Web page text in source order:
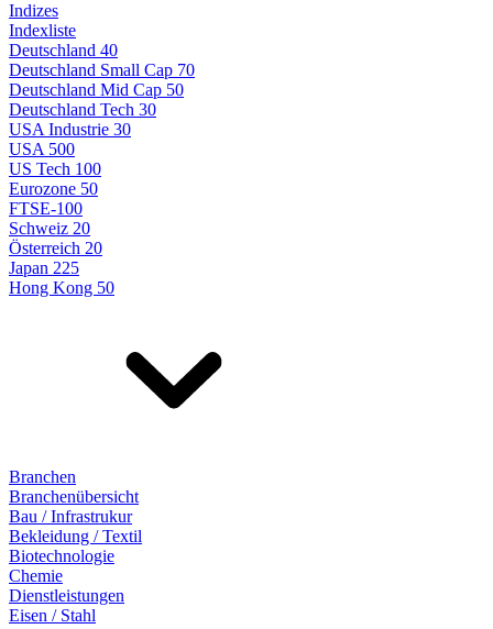
Indizes
Indexliste
Deutschland 40
Deutschland Small Cap 70
Deutschland Mid Cap 50
Deutschland Tech 30
USA Industrie 30
USA 500
US Tech 100
Eurozone 50
FTSE-100
Schweiz 20
Österreich 20
Japan 225
Hong Kong 50
Branchen
Branchenübersicht
Bau / Infrastrukur
Bekleidung / Textil
Biotechnologie
Chemie
Dienstleistungen
Eisen / Stahl